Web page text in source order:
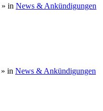
» in News & Ankündigungen
» in News & Ankündigungen